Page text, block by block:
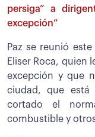
persiga” a
excepción”
Paz se reunió
Eliser Roca, quien
excepción y que
ciudad, que está
cortado el
combustible y